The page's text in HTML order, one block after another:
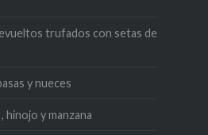
trufados con setas de
y nueces
hinojo y manzana